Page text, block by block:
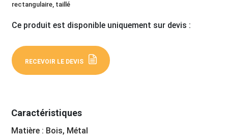
rectangulaire, taillé
Ce produit est disponible uniquement sur devis :
RECEVOIR LE DEVIS
Caractéristiques
Matière : Bois, Métal